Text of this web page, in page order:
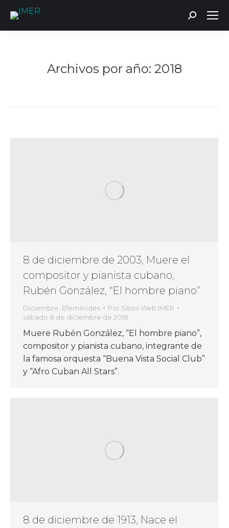
Buscar:
Archivos por año: 2018
8 de diciembre de 2003, Muere el
compositor y pianista cubano,
Rubén González, “El hombre piano”
Diciembre Efemérides Por Sitios Web IMER
sábado 8 de diciembre de 2018
Muere Rubén González, “El hombre piano”,
compositor y pianista cubano, integrante de
la famosa orquesta “Buena Vista Social Club”
y “Afro Cuban All Stars”.
8 de diciembre de 1913, Nace el